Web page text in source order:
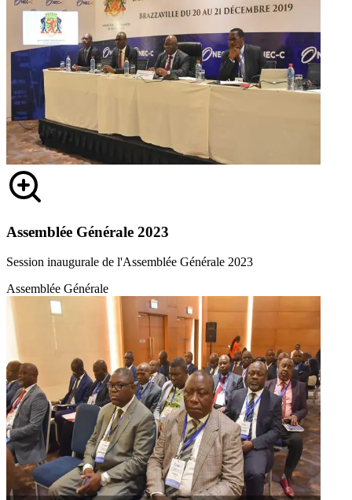
Assemblée Générale 2023
Session inaugurale de l'Assemblée Générale 2023
Assemblée Générale